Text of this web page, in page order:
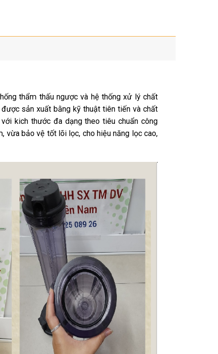
thẩm thấu ngược và hệ thống xử lý chất
sản xuất bằng kỹ thuật tiên tiến và chất
kich thước đa dạng theo tiêu chuẩn công
vừa bảo vệ tốt lõi lọc, cho hiệu năng lọc cao,